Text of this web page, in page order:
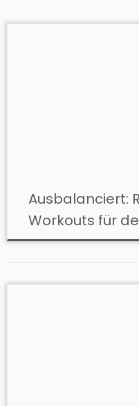
Ausbalanciert:
Workouts für